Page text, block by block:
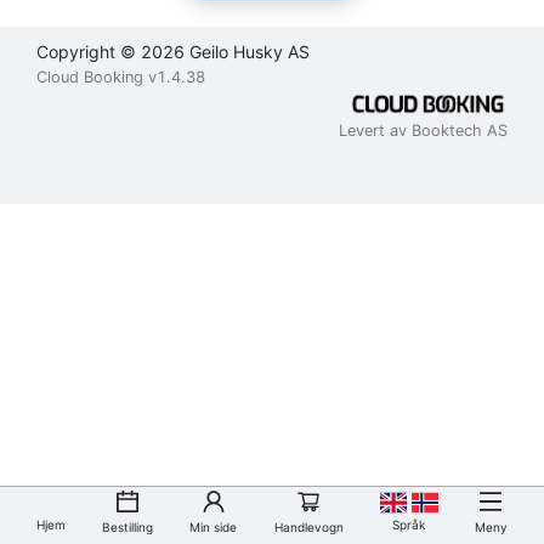
Copyright © 2026 Geilo Husky AS
Cloud Booking v1.4.38
Levert av Booktech AS
Hjem Bestilling Min side Handlevogn Språk Meny